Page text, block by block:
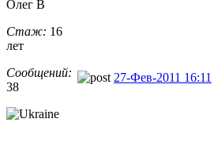
Олег В
Стаж: 16
лет
Сообщений:
38
27-Фев-2011 16:11